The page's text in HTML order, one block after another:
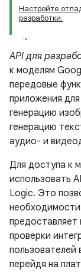
Настройте
разработки.
API для
к моделям
передовые
приложения
генерацию
генерацию
аудио- и
Для доступа к
использовать
Logic. Это
проверки
перейдя на